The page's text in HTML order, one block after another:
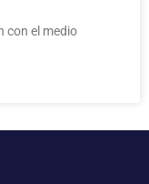
con el medio